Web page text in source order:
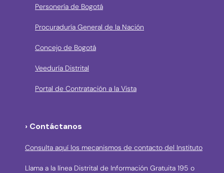
Personería de Bogotá
Procuraduría General de la Nación
Concejo de Bogotá
Veeduría Distrital
Portal de Contratación a la Vista
› Contáctanos
Consulta aquí los mecanismos de contacto del Instituto
Llama a la línea Distrital de Información Gratuita 195 o